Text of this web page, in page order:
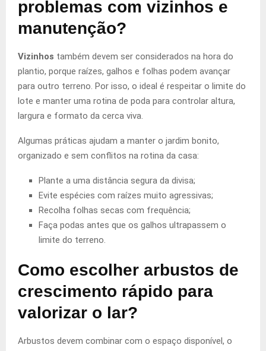
problemas com vizinhos e
manutenção?
Vizinhos também devem ser considerados na hora do
plantio, porque raízes, galhos e folhas podem avançar
para outro terreno. Por isso, o ideal é respeitar o limite do
lote e manter uma rotina de poda para controlar altura,
largura e formato da cerca viva.
Algumas práticas ajudam a manter o jardim bonito,
organizado e sem conflitos na rotina da casa:
Plante a uma distância segura da divisa;
Evite espécies com raízes muito agressivas;
Recolha folhas secas com frequência;
Faça podas antes que os galhos ultrapassem o
limite do terreno.
Como escolher arbustos de
crescimento rápido para
valorizar o lar?
Arbustos devem combinar com o espaço disponível, o